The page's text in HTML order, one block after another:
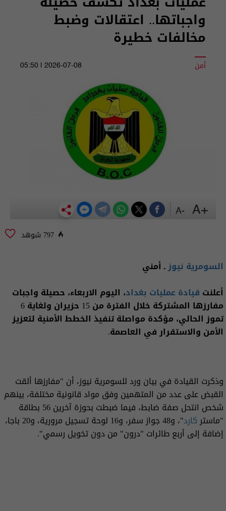
واجباتها.. اعتقالات وضبط
مخالفات خطيرة
أمن 2026-07-08 | 05:50
797 شوهد
السومرية نيوزـ أمني
أعلنت قيادة عمليات بغداد، اليوم الاربعاء، حصيلة واجبات
مفارزها المشتركة خلال الفترة من 15 حزيران ولغاية 6
تموز الحالي، مؤكدة مواصلة تنفيذ الخطط الأمنية لتعزيز
الأمن والاستقرار في العاصمة.
وذكرت القيادة في بيان ورد للسومرية نيوز، أن "مفارزها ألقت
القبض على عدد من المتهمين وفق مواد قانونية مختلفة، بينهم
شخص انتحل صفة ضابط، فيما ضبطت بحوزة آخرين 56 بطاقة
"ماستركارد
"، و48 جواز سفر، و16 لوحة تسجيل مرورية، و20 باجا،
إضافة إلى أربع طائرات "درون" من دون تخويل رسمي".
+A
-A